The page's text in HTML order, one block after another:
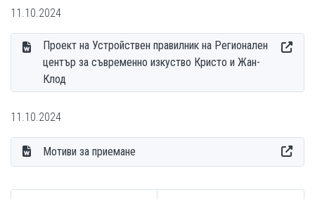
11.10.2024
Проект на Устройствен правилник на Регионален
център за съвременно изкуство Кристо и Жан-
Клод
11.10.2024
Мотиви за приемане